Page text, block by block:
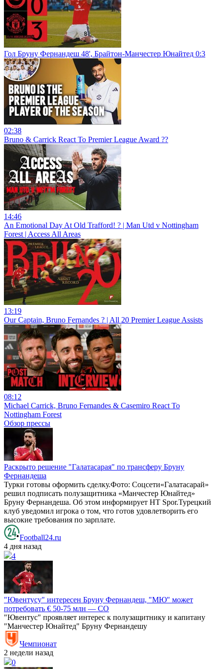
Гол Бруну Фернандеш 48', Брайтон-Манчестер Юнайтед 0:3
02:38
Bruno & Carrick React To Premier League Award ??
14:46
An Emotional Day At Old Trafford! ? | Man Utd v Nottingham
Forest | Access All Areas
13:19
Our Captain, Bruno Fernandes ? | All 20 Premier League Assists
08:12
Michael Carrick, Bruno Fernandes & Casemiro React To
Nottingham Forest
Обзор прессы
Раскрыто решение "Галатасарая" по трансферу Бруну
Фернандеша
Турки готовы оформить сделку.Фото: Соцсети«Галатасарай»
решил подписать полузащитника «Манчестер Юнайтед»
Бруну Фернандеша. Об этом информирует HT Spor.Турецкий
клуб уведомил игрока о том, что готов удовлетворить его
высокие требования по зарплате.
Football24.ru
4 дня назад
4
"Ювентусу" интересен Бруну Фернандеш, "МЮ" может
потребовать € 50-75 млн — CO
"Ювентус" проявляет интерес к полузащитнику и капитану
"Манчестер Юнайтед" Бруну Фернандешу
Чемпионат
2 недели назад
0